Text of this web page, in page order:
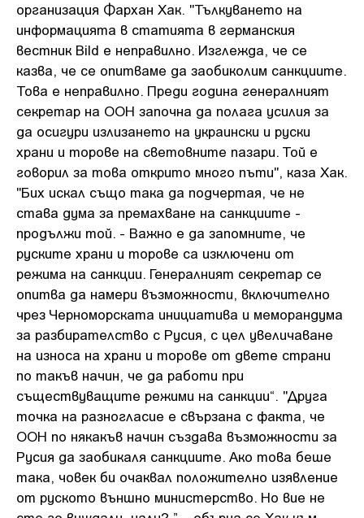
организация Фархан Хак. "Тълкуването на
информацията в статията в германския
вестник Bild е неправилно. Изглежда, че се
казва, че се опитваме да заобиколим санкциите.
Това е неправилно. Преди година генералният
секретар на ООН започна да полага усилия за
да осигури излизането на украински и руски
храни и торове на световните пазари. Той е
говорил за това открито много пъти", каза Хак.
"Бих искал също така да подчертая, че не
става дума за премахване на санкциите -
продължи той. - Важно е да запомните, че
руските храни и торове са изключени от
режима на санкции. Генералният секретар се
опитва да намери възможности, включително
чрез Черноморската инициатива и меморандума
за разбирателство с Русия, с цел увеличаване
на износа на храни и торове от двете страни
по такъв начин, че да работи при
съществуващите режими на санкции“. "Друга
точка на разногласие е свързана с факта, че
ООН по някакъв начин създава възможности за
Русия да заобикаля санкциите. Ако това беше
така, човек би очаквал положително изявление
от руското външно министерство. Но вие не